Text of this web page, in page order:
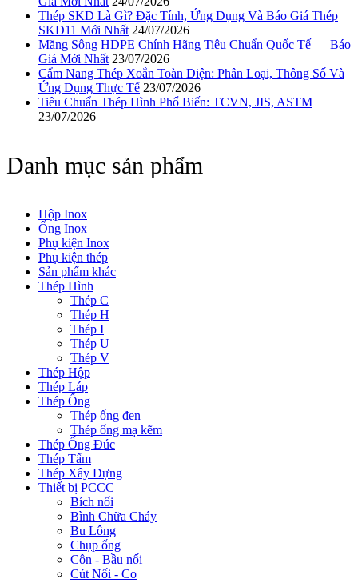
Thép SKD Là Gì? Đặc Tính, Ứng Dụng Và Báo Giá Thép
SKD11 Mới Nhất 24/07/2026
Măng Sông HDPE Chính Hãng Tiêu Chuẩn Quốc Tế — Báo
Giá Mới Nhất 23/07/2026
Cẩm Nang Thép Xoắn Toàn Diện: Phân Loại, Thông Số Và
Ứng Dụng Thực Tế 23/07/2026
Tiêu Chuẩn Thép Hình Phổ Biến: TCVN, JIS, ASTM
23/07/2026
Danh mục sản phẩm
Hộp Inox
Ống Inox
Phụ kiện Inox
Phụ kiện thép
Sản phẩm khác
Thép Hình
Thép C
Thép H
Thép I
Thép U
Thép V
Thép Hộp
Thép Láp
Thép Ống
Thép ống đen
Thép ống mạ kẽm
Thép Ống Đúc
Thép Tấm
Thép Xây Dựng
Thiết bị PCCC
Bích nối
Bình Chữa Cháy
Bu Lông
Chụp ống
Côn - Bầu nối
Cút Nối - Co